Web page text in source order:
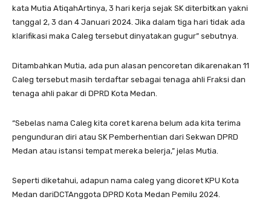
kata Mutia AtiqahArtinya, 3 hari kerja sejak SK diterbitkan yakni
tanggal 2, 3 dan 4 Januari 2024. Jika dalam tiga hari tidak ada
klarifikasi maka Caleg tersebut dinyatakan gugur” sebutnya.
Ditambahkan Mutia, ada pun alasan pencoretan dikarenakan 11
Caleg tersebut masih terdaftar sebagai tenaga ahli Fraksi dan
tenaga ahli pakar di DPRD Kota Medan.
“Sebelas nama Caleg kita coret karena belum ada kita terima
pengunduran diri atau SK Pemberhentian dari Sekwan DPRD
Medan atau istansi tempat mereka belerja,” jelas Mutia.
Seperti diketahui, adapun nama caleg yang dicoret KPU Kota
Medan dariDCTAnggota DPRD Kota Medan Pemilu 2024.